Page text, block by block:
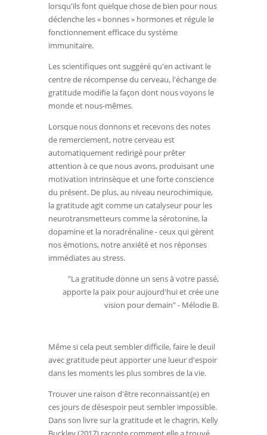
lorsqu'ils font quelque chose de bien pour nous
déclenche les « bonnes » hormones et régule le
fonctionnement efficace du système
immunitaire.
Les scientifiques ont suggéré qu'en activant le
centre de récompense du cerveau, l'échange de
gratitude modifie la façon dont nous voyons le
monde et nous-mêmes.
Lorsque nous donnons et recevons des notes
de remerciement, notre cerveau est
automatiquement redirigé pour prêter
attention à ce que nous avons, produisant une
motivation intrinsèque et une forte conscience
du présent. De plus, au niveau neurochimique,
la gratitude agit comme un catalyseur pour les
neurotransmetteurs comme la sérotonine, la
dopamine et la noradrénaline - ceux qui gèrent
nos émotions, notre anxiété et nos réponses
immédiates au stress.
"La gratitude donne un sens à votre passé,
apporte la paix pour aujourd'hui et crée une
vision pour demain" - Mélodie B.
Même si cela peut sembler difficile, faire le deuil
avec gratitude peut apporter une lueur d'espoir
dans les moments les plus sombres de la vie.
Trouver une raison d'être reconnaissant(e) en
ces jours de désespoir peut sembler impossible.
Dans son livre sur la gratitude et le chagrin, Kelly